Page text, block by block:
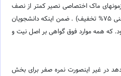
ماک اختصاصی نصیر کمتر از نصف
سایر آزمونهای ماک تعیین گردیده است. مضافا بر اینکه، هزینه آزمون برای دانشجویان مجموعه زبان نصیر در تمامی شعب علاوه بر کاهش هزینه نصف فوق ، پنجاه درصد اضافه تر تخفیف خواهد داشت (یعنی 75% تخفیف) . ضمن اینکه دانشجویان
که همه موارد فوق گواهی بر اصل نیت و
در غیر اینصورت نمره صفر برای بخش